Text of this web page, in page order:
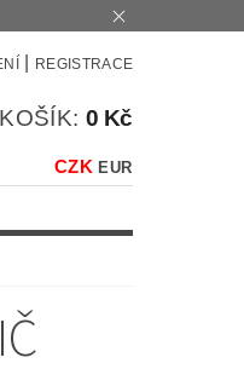
REGISTRACE
CZK EUR
KOŠÍK: 0 Kč